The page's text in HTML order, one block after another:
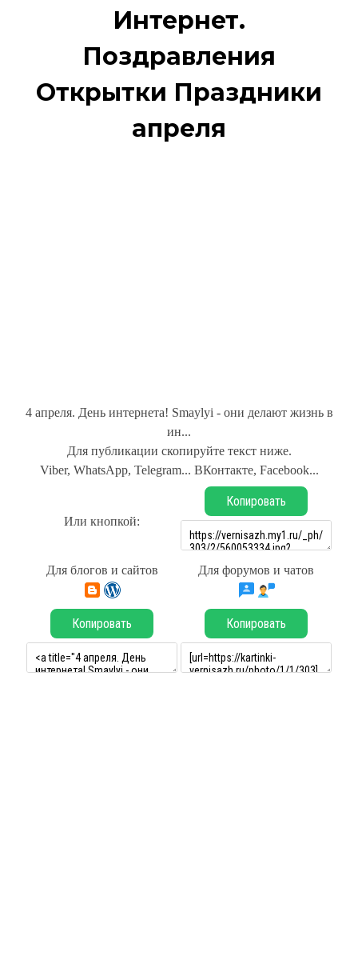
Интернет.
Поздравления
Открытки Праздники
апреля
4 апреля. День интернета! Smaylyi - они делают жизнь в
ин...
Для публикации скопируйте текст ниже.
Viber, WhatsApp, Telegram... ВКонтакте, Facebook...
Или кнопкой:
Копировать
Для блогов и сайтов Для форумов и чатов
Копировать Копировать